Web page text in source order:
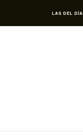
LAS DEL DÍA